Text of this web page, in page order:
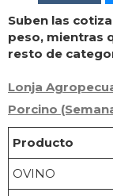
Suben las
peso, mientras
resto de
Lonja
Porcino
Producto
OVINO